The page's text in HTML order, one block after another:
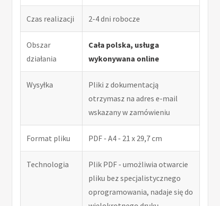
Czas realizacji 2-4 dni robocze
Obszar
działania
Cała polska, usługa
wykonywana online
Wysyłka
Pliki z dokumentacją
otrzymasz na adres e-mail
wskazany w zamówieniu
Format pliku PDF - A4 - 21 x 29,7 cm
Technologia
Plik PDF - umożliwia otwarcie
pliku bez specjalistycznego
oprogramowania, nadaje się do